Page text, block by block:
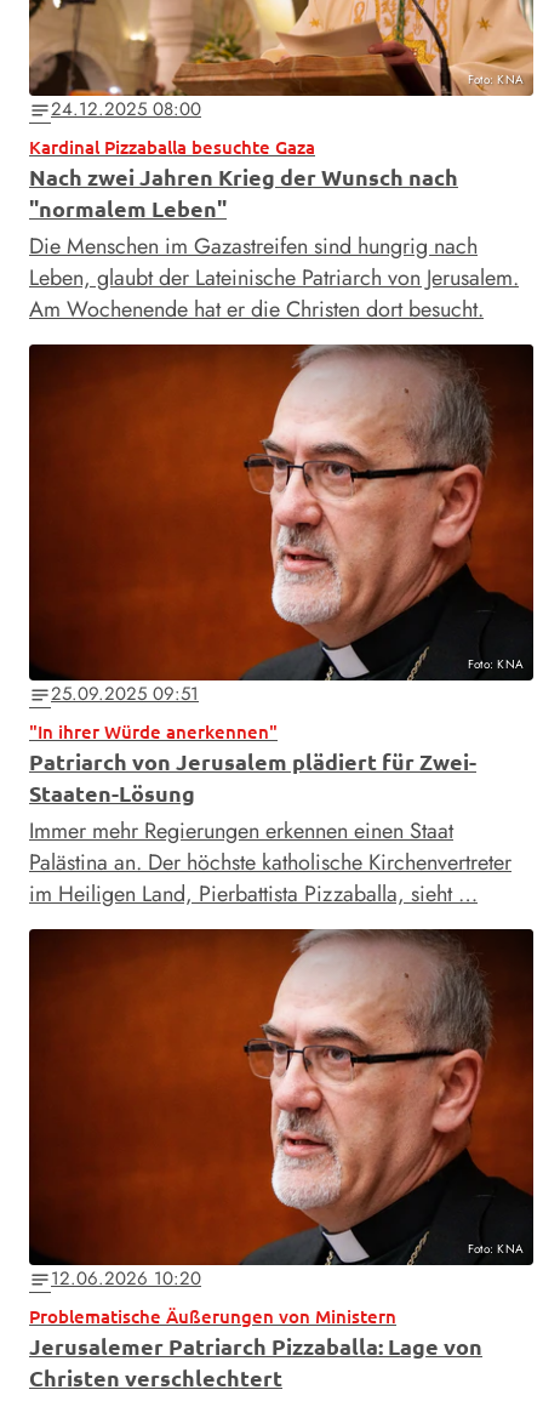
Foto: KNA
notes24.12.2025 08:00
Kardinal Pizzaballa besuchte Gaza
Nach zwei Jahren Krieg der Wunsch nach
"normalem Leben"
Die Menschen im Gazastreifen sind hungrig nach
Leben, glaubt der Lateinische Patriarch von Jerusalem.
Am Wochenende hat er die Christen dort besucht.
Foto: KNA
notes25.09.2025 09:51
"In ihrer Würde anerkennen"
Patriarch von Jerusalem plädiert für Zwei-
Staaten-Lösung
Immer mehr Regierungen erkennen einen Staat
Palästina an. Der höchste katholische Kirchenvertreter
im Heiligen Land, Pierbattista Pizzaballa, sieht …
Foto: KNA
notes12.06.2026 10:20
Problematische Äußerungen von Ministern
Jerusalemer Patriarch Pizzaballa: Lage von
Christen verschlechtert